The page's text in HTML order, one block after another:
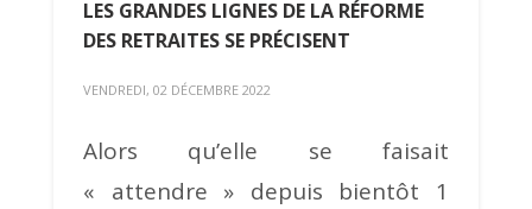
LES GRANDES LIGNES DE LA RÉFORME
DES RETRAITES SE PRÉCISENT
VENDREDI, 02 DÉCEMBRE 2022
Alors qu’elle se faisait
« attendre » depuis bientôt 1